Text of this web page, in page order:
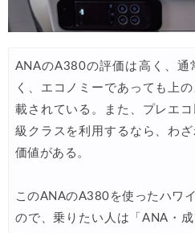
ANAのA380の評価は高く、通
く、エコノミーであっても上
載されている。また、プレエ
級クラスを利用するなら、わ
価値がある。
このANAのA380を使ったハワ
ので、乗りたい人は「ANA・